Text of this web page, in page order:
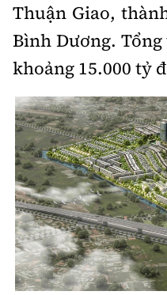
Phó Tổng Biên tập:
Nguyễn Sơn Tùng,
Chuyên trang của Báo
Hotline:
0901 514 799
Quảng
0915 057
Email:
Cấm sao chép dưới
chấp thuận bằng văn
Thuận Giao,
Bình Dương.
khoảng 15.000 tỷ